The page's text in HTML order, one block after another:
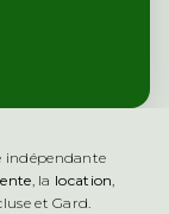
Sun
Home Sun
indépendante
, la location,
et Gard.